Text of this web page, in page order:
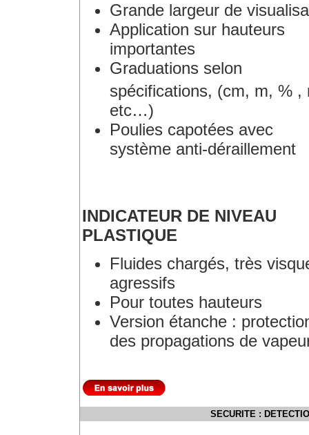
Grande largeur de
Application sur hauteurs
importantes
Graduations selon
spécifications, (cm, m, % ,
etc…)
Poulies capotées avec
système anti-déraillement
INDICATEUR DE NIVEAU
PLASTIQUE
Fluides chargés, très
agressifs
Pour toutes hauteurs
Version étanche :
des propagations de
SECURITE :